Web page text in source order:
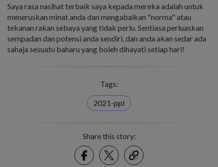
Saya rasa nasihat terbaik saya kepada mereka adalah untuk
meneruskan minat anda dan mengabaikan "norma" atau
tekanan rakan sebaya yang tidak perlu. Sentiasa perluaskan
sempadan dan potensi anda sendiri, dan anda akan sedar ada
sahaja sesuatu baharu yang boleh dihayati setiap hari!
Tags:
2021-ppl
Share this story:
FacebookTwitter
link